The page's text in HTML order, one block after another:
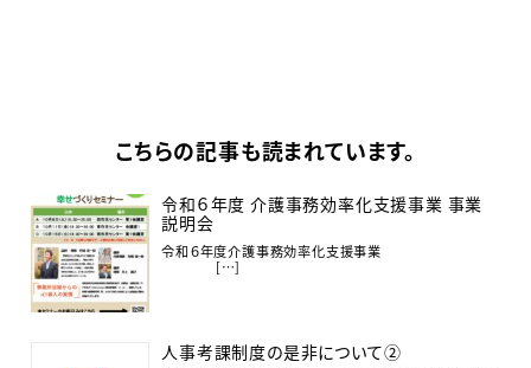
こちらの記事も読まれています。
令和６年度 介護事務効率化支援事業 事業
説明会
令和６年度介護事務効率化支援事業
[…]
人事考課制度の是非について②